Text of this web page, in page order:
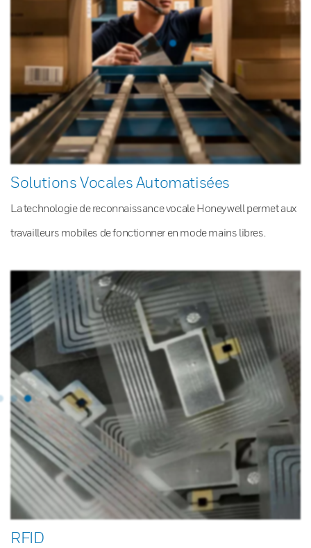
Solutions Vocales Automatisées
La technologie de reconnaissance vocale Honeywell permet aux
travailleurs mobiles de fonctionner en mode mains libres.
RFID